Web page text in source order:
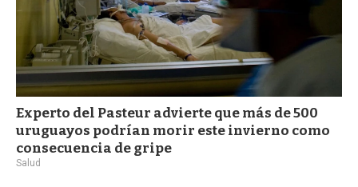
Experto del Pasteur advierte que más de 500
uruguayos podrían morir este invierno como
consecuencia de gripe
Salud